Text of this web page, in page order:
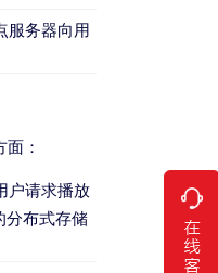
服务器向用
：
户请求播放
分布式存储